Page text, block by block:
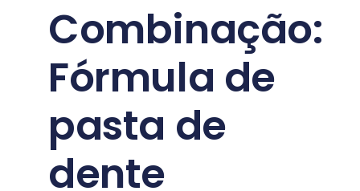
Combinação:
Fórmula de
pasta de
dente